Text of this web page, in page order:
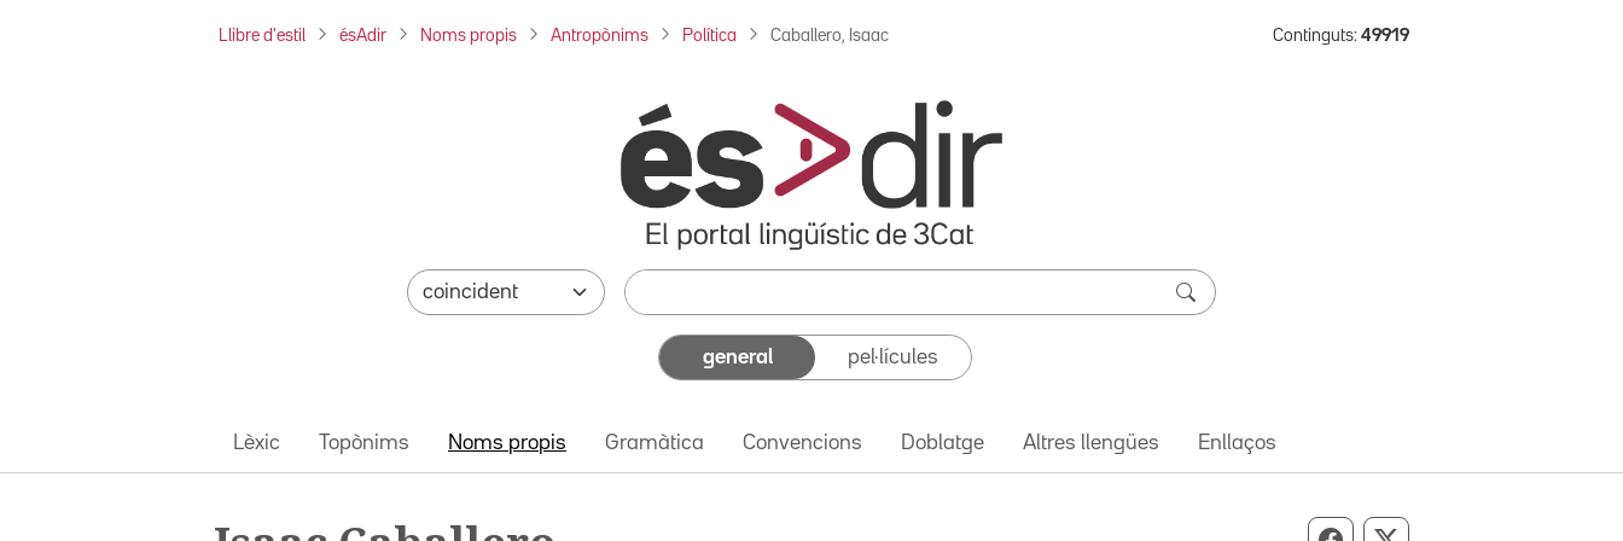
Llibre d'estil ésAdir Noms propis Antropònims Política Caballero, Isaac Continguts: 49919
general pel·lícules
Lèxic Topònims Noms propis Gramàtica Convencions Doblatge Altres llengües Enllaços